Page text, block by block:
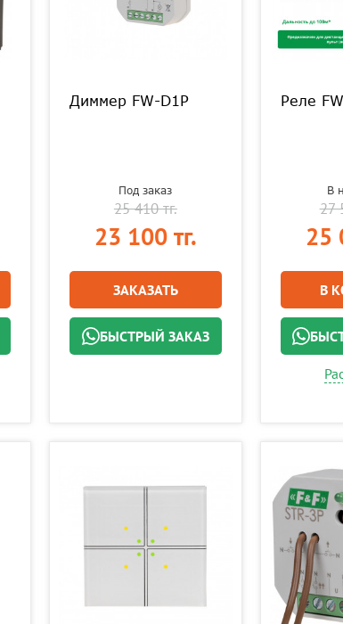
Диммер FW-D1P
Под заказ
25 410 тг.
23 100 тг.
ЗАКАЗАТЬ
БЫСТРЫЙ ЗАКАЗ
Реле
В
27
25
В